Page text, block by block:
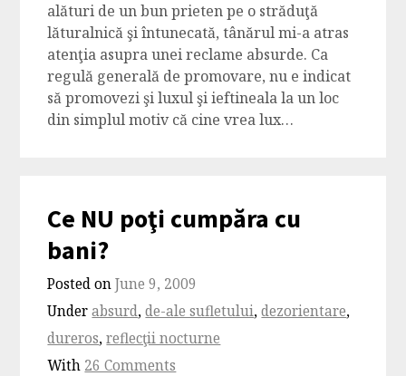
alături de un bun prieten pe o străduţă
lăturalnică şi întunecată, tânărul mi-a atras
atenţia asupra unei reclame absurde. Ca
regulă generală de promovare, nu e indicat
să promovezi şi luxul şi ieftineala la un loc
din simplul motiv că cine vrea lux…
Ce NU poţi cumpăra cu
bani?
Posted onJune 9, 2009
Underabsurd,de-ale sufletului,dezorientare,
dureros,reflecţii nocturne
With 26 Comments